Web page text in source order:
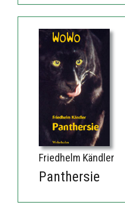
Friedhelm Kändler
Panthersie